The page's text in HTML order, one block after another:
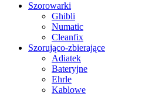
Szorowarki
Ghibli
Numatic
Cleanfix
Szorująco-zbierające
Adiatek
Bateryjne
Ehrle
Kablowe